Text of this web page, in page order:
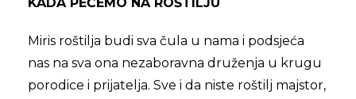
Miris roštilja budi sva čula u nama i podsjeća
nas na sva ona nezaboravna druženja u krugu
porodice i prijatelja. Sve i da niste roštilj majstor,